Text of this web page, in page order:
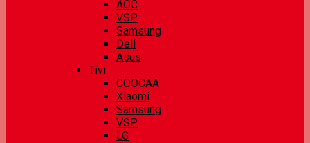
AOC
VSP
Samsung
Dell
Asus
Tivi
COOCAA
Xiaomi
Samsung
VSP
LG